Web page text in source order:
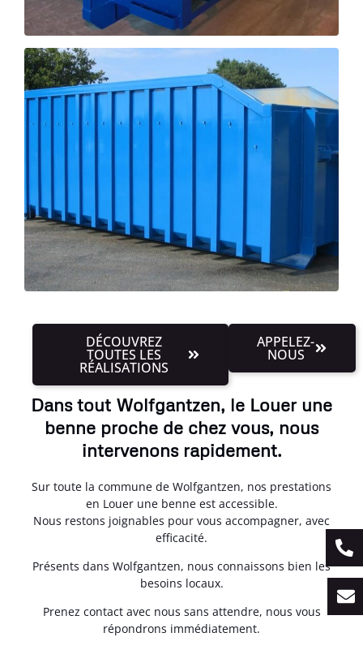
DÉCOUVREZ
TOUTES LES
RÉALISATIONS
APPELEZ-
NOUS
Dans tout Wolfgantzen, le Louer une
benne proche de chez vous, nous
intervenons rapidement.
Sur toute la commune de Wolfgantzen, nos prestations
en Louer une benne est accessible.
Nous restons joignables pour vous accompagner, avec
efficacité.
Présents dans Wolfgantzen, nous connaissons bien les
besoins locaux.
Prenez contact avec nous sans attendre, nous vous
répondrons immédiatement.